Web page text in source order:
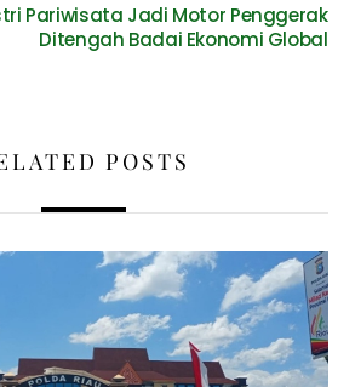
Pariwisata Jadi Motor Penggerak
Ditengah Badai Ekonomi Global
POSTS